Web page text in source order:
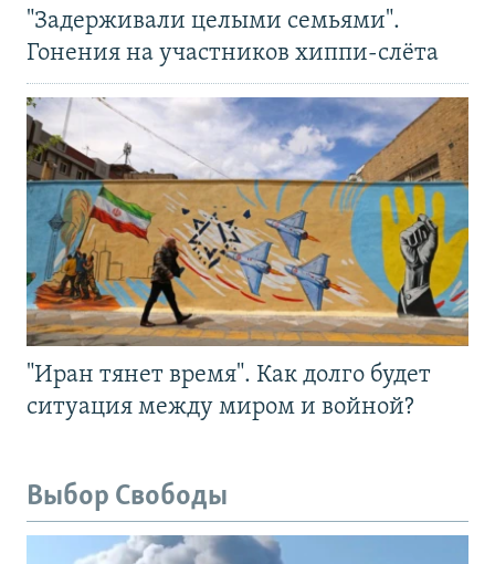
"Задерживали целыми семьями".
Гонения на участников хиппи-слёта
"Иран тянет время". Как долго будет
ситуация между миром и войной?
Выбор Свободы